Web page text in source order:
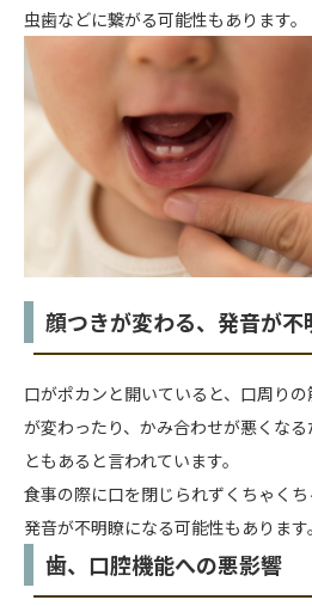
虫歯などに繋がる可能性もあります。
顔つきが変わる、発音が不
口がポカンと開いていると、口周り
が変わったり、かみ合わせが悪くな
ともあると言われています。
食事の際に口を閉じられずくちゃく
発音が不明瞭になる可能性もあります
歯、口腔機能への悪影響